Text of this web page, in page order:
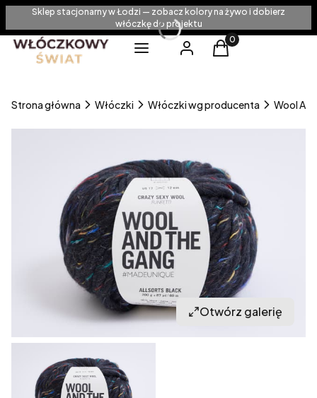
Sklep stacjonarny w Łodzi — zobacz kolory na żywo i dobierz
włóczkę do projektu
Menu
Zaloguj sięProdukty w
Koszyk
Strona główna Włóczki Włóczki wg producenta Wool
Otwórz galerię